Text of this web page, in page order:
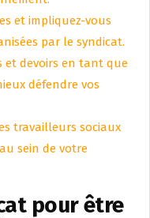
et impliquez-vous
par le syndicat.
et devoirs en tant que
défendre vos
travailleurs sociaux
sein de votre
pour être